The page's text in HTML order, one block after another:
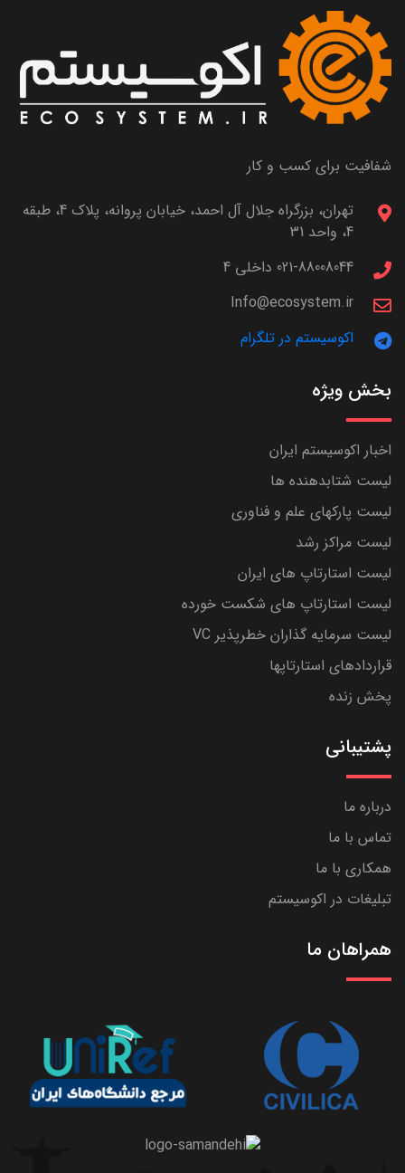
شفافیت برای کسب و کار
تهران، بزرگراه جلال آل احمد، خیابان پروانه، پلاک 4، طبقه
4، واحد 31
021-88008044 داخلی 4
Info@ecosystem.ir
اکوسیستم در تلگرام
بخش ویژه
اخبار اکوسیستم ایران
لیست شتابدهنده ها
لیست پارکهای علم و فناوری
لیست مراکز رشد
لیست استارتاپ های ایران
لیست استارتاپ های شکست خورده
لیست سرمایه گذاران خطرپذیر VC
قراردادهای استارتاپها
پخش زنده
پشتیبانی
درباره ما
تماس با ما
همکاری با ما
تبلیغات در اکوسیستم
همراهان ما